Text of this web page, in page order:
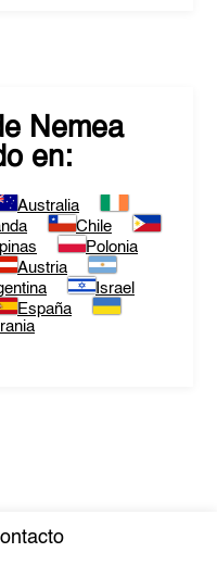
Nemea
en:
Australia
Chile
Polonia
Austria
Israel
España